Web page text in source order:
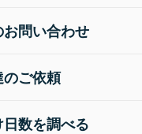
問い合わせ
ご依頼
数を調べる